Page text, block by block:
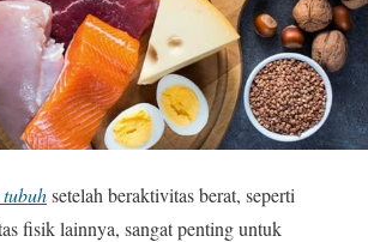
setelah beraktivitas berat, seperti
fisik lainnya, sangat penting untuk